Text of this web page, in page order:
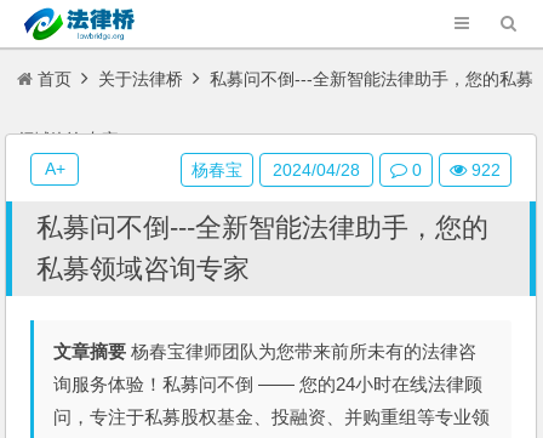
首页 关于法律桥 私募问不倒---全新智能法律助手，您的私募
领域咨询专家
私募问不倒---全新智能法律助手，您的
私募领域咨询专家
文章摘要 杨春宝律师团队为您带来前所未有的法律咨
询服务体验！私募问不倒 —— 您的24小时在线法律顾
问，专注于私募股权基金、投融资、并购重组等专业领
杨春宝 2024/04/28 0 922
A+